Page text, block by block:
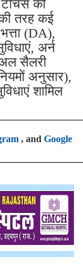
को
तरह कई
(DA),
अर्न
सैलरी
अनुसार),
शामिल
, and Google